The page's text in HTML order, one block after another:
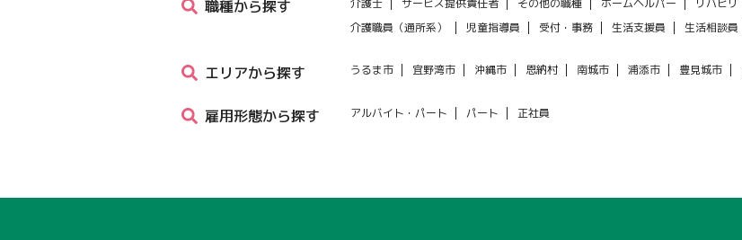
職種から探す 介護士 サービス提供責任者 その他の職種 ホームヘルパー リハビ
介護職員（通所系）
児童指導員 受付・事務 生活支援員 生活相談員
エリアから探す うるま市 宜野湾市 沖縄市 恩納村 南城市 浦添市 豊見城市
雇用形態から探す アルバイト・パート パート 正社員